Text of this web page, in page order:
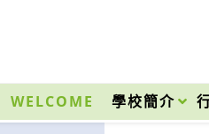
WELCOME 學校簡介